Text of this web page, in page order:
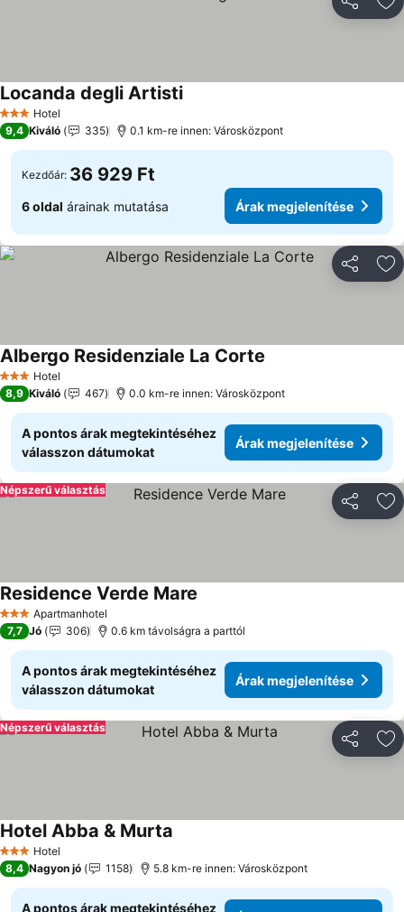
3 Kategória
Hotel
Locanda degli Artisti
9,4 Kiváló 335 0.1 km-re innen: Városközpont
Kezdőár: 36 929 Ft
6 oldal árainak mutatása Árak megjelenítése
3 Kategória
Hotel
Albergo Residenziale La Corte
8,9 Kiváló 467 0.0 km-re innen: Városközpont
A pontos árak megtekintéséhez
válasszon dátumokat
Árak megjelenítése
Népszerű választás
3 KategóriaApartmanhotel
Residence Verde Mare
7,7 Jó 306 0.6 km távolságra a parttól
A pontos árak megtekintéséhez
válasszon dátumokat
Árak megjelenítése
Népszerű választás
3 Kategória
Hotel
Hotel Abba & Murta
8,4 Nagyon jó 1158 5.8 km-re innen: Városközpont
A pontos árak megtekintéséhez